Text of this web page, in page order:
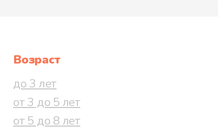
Возраст
до 3 лет
от 3 до 5 лет
от 5 до 8 лет